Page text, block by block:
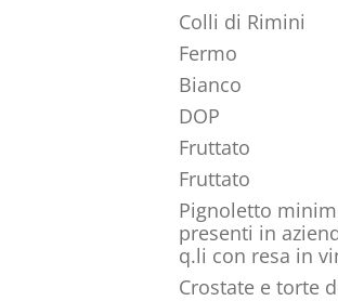
Colli di Rimini
Fermo
Bianco
DOP
Fruttato
Fruttato
Pignoletto
presenti in
q.li con resa in
Crostate e torte